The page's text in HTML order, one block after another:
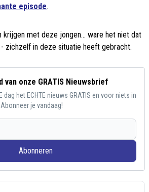
episode.
krijgen met deze jongen... ware het niet dat
- zichzelf in deze situatie heeft gebracht.
van onze GRATIS Nieuwsbrief
dag het ECHTE nieuws GRATIS en voor niets in
je vandaag!
Abonneren